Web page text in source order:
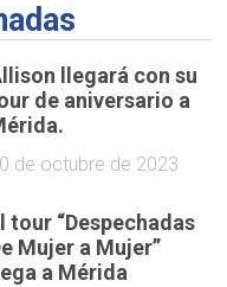
llegará con su
de aniversario a
de octubre de 2023
tour “Despechadas
Mujer a Mujer”
llega a Mérida